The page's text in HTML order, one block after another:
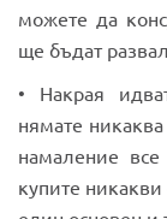
можете да
ще бъдат
• Накрая
нямате
намаление
купите